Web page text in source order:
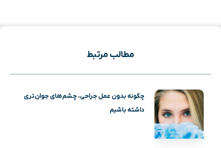
مطالب مرتبط
چگونه بدون عمل جراحی، چشم‌های جوان‌تری
داشته باشیم